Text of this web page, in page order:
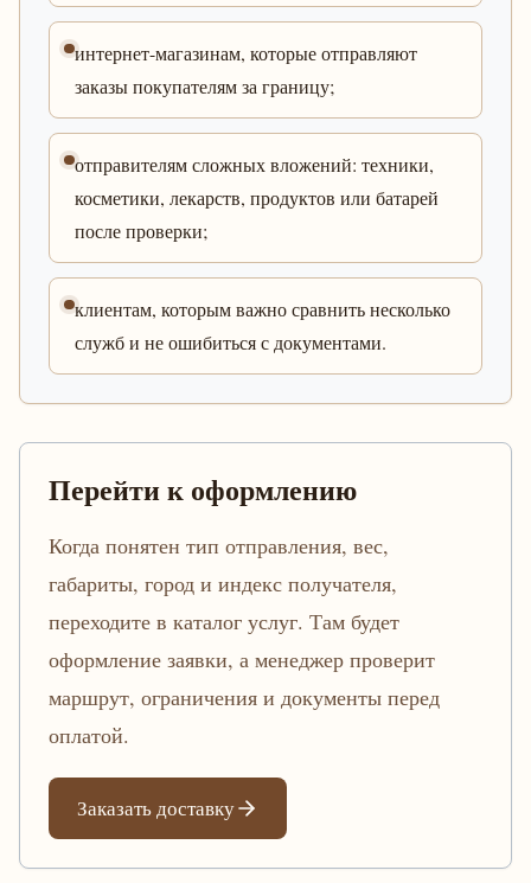
интернет-магазинам, которые отправляют
заказы покупателям за границу;
отправителям сложных вложений: техники,
косметики, лекарств, продуктов или батарей
после проверки;
клиентам, которым важно сравнить несколько
служб и не ошибиться с документами.
Перейти к оформлению
Когда понятен тип отправления, вес,
габариты, город и индекс получателя,
переходите в каталог услуг. Там будет
оформление заявки, а менеджер проверит
маршрут, ограничения и документы перед
оплатой.
Заказать доставку